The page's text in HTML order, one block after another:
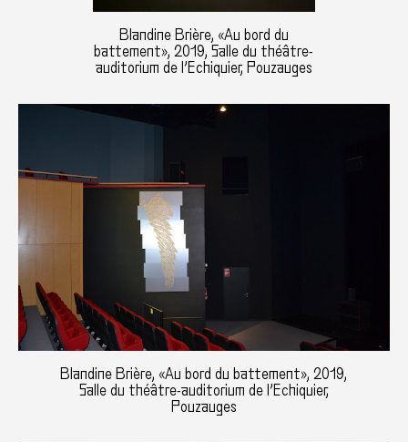
Blandine Brière, «Au bord du
battement», 2019, Salle du théâtre-
auditorium de l’Echiquier, Pouzauges
Blandine Brière, «Au bord du battement», 2019,
Salle du théâtre-auditorium de l’Echiquier,
Pouzauges